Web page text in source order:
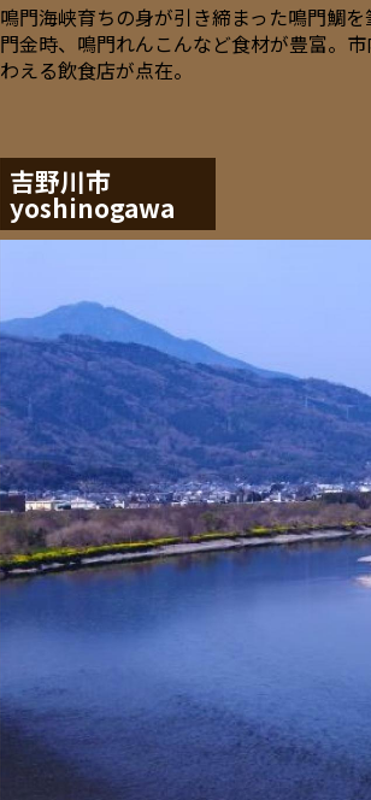
鳴門海峡育ちの身が引き締まった鳴門鯛
門金時、鳴門れんこんなど食材が豊富。
わえる飲食店が点在。
吉野川市
yoshinogawa